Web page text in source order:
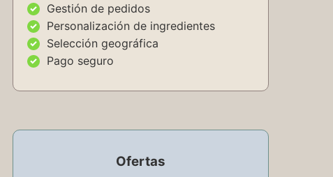
Gestión de pedidos
Personalización de ingredientes
Selección geográfica
Pago seguro
Ofertas